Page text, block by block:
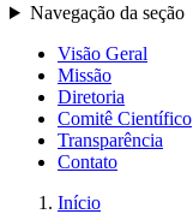
Navegação da seção
Visão Geral
Missão
Diretoria
Comitê Científico
Transparência
Contato
Início